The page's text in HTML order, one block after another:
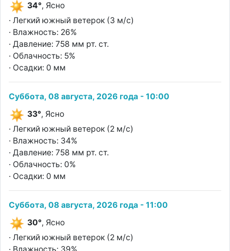
34°, Ясно
· Легкий южный ветерок (3 м/с)
· Влажность: 26%
· Давление: 758 мм рт. ст.
· Облачность: 5%
· Осадки: 0 мм
Суббота, 08 августа, 2026 года - 10:00
33°, Ясно
· Легкий южный ветерок (2 м/с)
· Влажность: 34%
· Давление: 758 мм рт. ст.
· Облачность: 0%
· Осадки: 0 мм
Суббота, 08 августа, 2026 года - 11:00
30°, Ясно
· Легкий южный ветерок (2 м/с)